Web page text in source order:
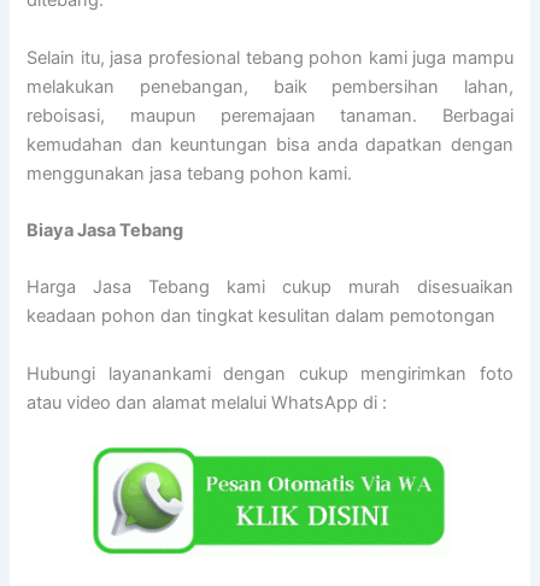
Selain itu, jasa profesional tebang pohon kami juga mampu
melakukan penebangan, baik pembersihan lahan,
reboisasi, maupun peremajaan tanaman. Berbagai
kemudahan dan keuntungan bisa anda dapatkan dengan
menggunakan jasa tebang pohon kami.
Biaya Jasa Tebang
Harga Jasa Tebang kami cukup murah disesuaikan
keadaan pohon dan tingkat kesulitan dalam pemotongan
Hubungi layanankami dengan cukup mengirimkan foto
atau video dan alamat melalui WhatsApp di :